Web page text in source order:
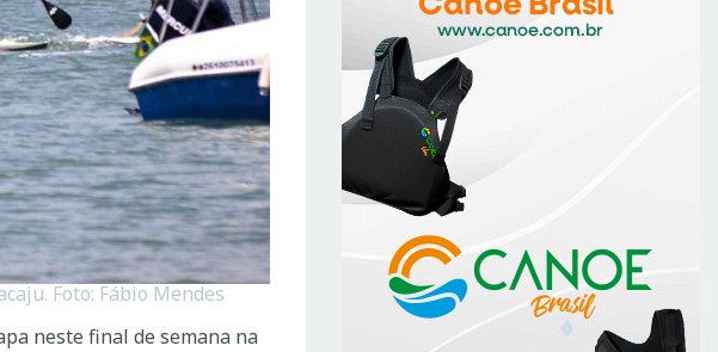
Foto: Fábio Mendes
neste final de semana na